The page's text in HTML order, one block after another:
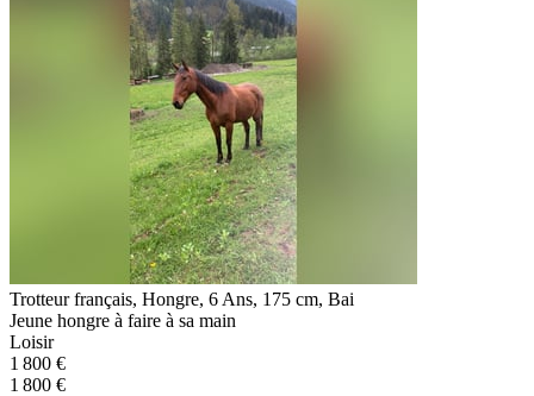
Trotteur français, Hongre, 6 Ans, 175 cm, Bai
Jeune hongre à faire à sa main
Loisir
1 800 €
1 800 €